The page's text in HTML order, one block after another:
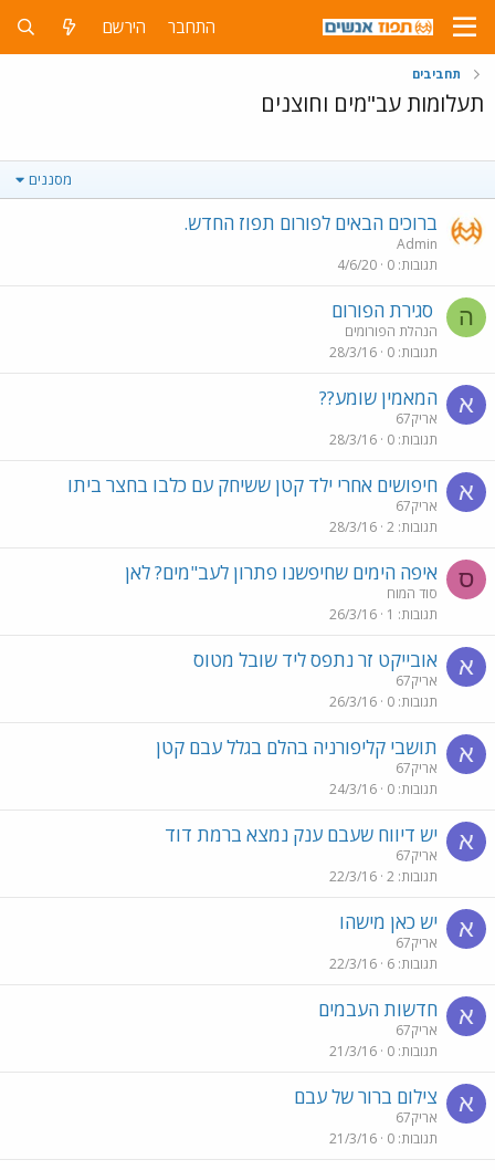
התחבר הירשם
תחביבים
תעלומות עב"מים וחוצנים
מסננים
ברוכים הבאים לפורום תפוז החדש.
Admin
תגובות 0
4/6/20
ה סגירת הפורום
הנהלת הפורומים
תגובות 0
28/3/16
א המאמין שומע??
אריק67
תגובות 0
28/3/16
א חיפושים אחרי ילד קטן ששיחק עם כלבו בחצר ביתו
אריק67
תגובות 2
28/3/16
ס איפה הימים שחיפשנו פתרון לעב"מים? לאן
סוד המוח
תגובות 1
26/3/16
א אובייקט זר נתפס ליד שובל מטוס
אריק67
תגובות 0
26/3/16
א תושבי קליפורניה בהלם בגלל עבם קטן
אריק67
תגובות 0
24/3/16
א יש דיווח שעבם ענק נמצא ברמת דוד
אריק67
תגובות 2
22/3/16
א יש כאן מישהו
אריק67
תגובות 6
22/3/16
א חדשות העבמים
אריק67
תגובות 0
21/3/16
א צילום ברור של עבם
אריק67
תגובות 0
21/3/16